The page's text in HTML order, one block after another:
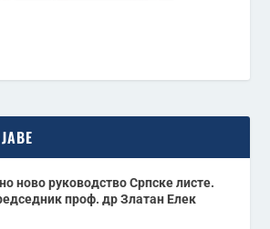
ново руководство Српске листе.
проф. др Златан Елек